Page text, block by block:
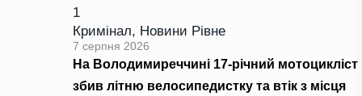
1
Кримінал, Новини Рівне
7 серпня 2026
На Володимиреччині 17-річний мотоцикліст
збив літню велосипедистку та втік з місця